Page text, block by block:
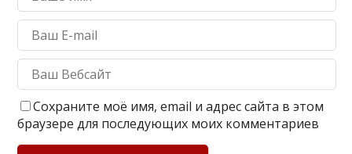
Сохраните моё имя, email и адрес сайта в этом
браузере для последующих моих комментариев